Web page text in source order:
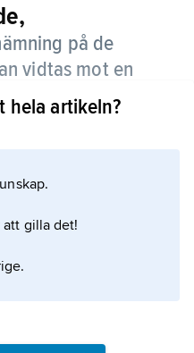
på de
vidtas mot en
hela artikeln?
att gilla det!